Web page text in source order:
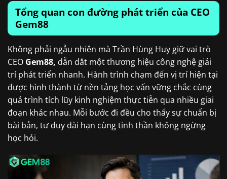
Tổng quan con đường phát triển của CEO
Gem88
Không phải ngẫu nhiên mà Trần Hùng Huy giữ vai trò
CEO Gem88, dẫn dắt một thương hiệu công nghệ giải
trí phát triển nhanh. Hành trình chạm đến vị trí hiện tại
được hình thành từ nền tảng học vấn vững chắc cùng
quá trình tích lũy kinh nghiệm thực tiễn qua nhiều giai
đoạn khác nhau. Mỗi bước đi đều cho thấy sự chuẩn bị
bài bản, tư duy dài hạn cùng tinh thần không ngừng
học hỏi.